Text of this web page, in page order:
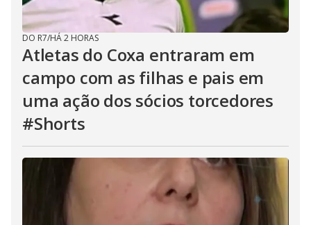
DO R7/HÁ 2 HORAS
Atletas do Coxa entraram em
campo com as filhas e pais em
uma ação dos sócios torcedores
#Shorts